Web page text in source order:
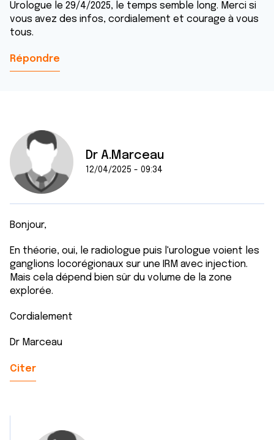
Urologue le 29/4/2025, le temps semble long. Merci si
vous avez des infos, cordialement et courage à vous
tous.
Répondre
Dr A.Marceau
12/04/2025 - 09:34
Bonjour,
En théorie, oui, le radiologue puis l'urologue voient les
ganglions locorégionaux sur une IRM avec injection.
Mais cela dépend bien sûr du volume de la zone
explorée.
Cordialement
Dr Marceau
Citer